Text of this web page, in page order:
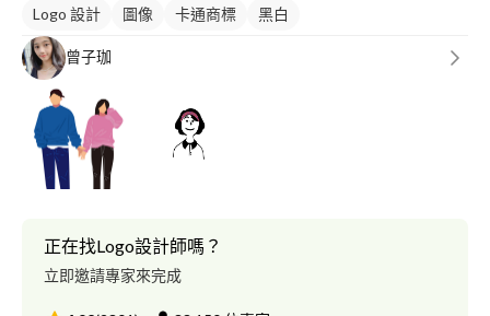
Logo 設計 圖像 卡通商標 黑白
曾子珈
正在找Logo設計師嗎？
立即邀請專家來完成